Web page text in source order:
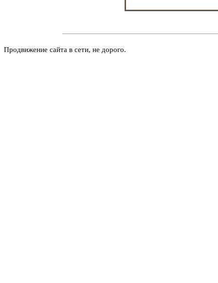
Продвижение сайта в сети, не дорого.